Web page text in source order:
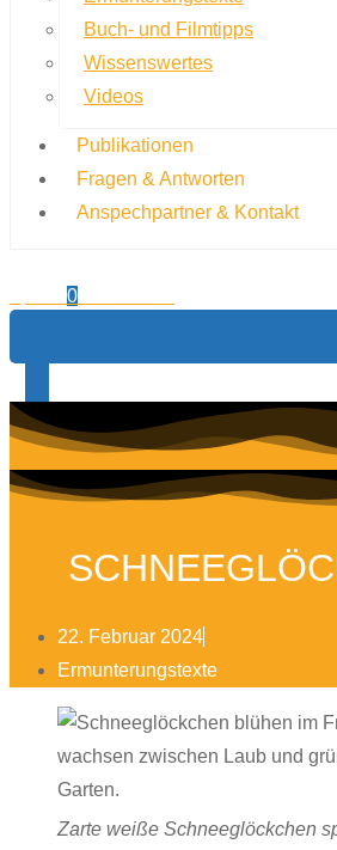
Buch- und Filmtipps
Wissenswertes
Videos
Publikationen
Fragen & Antworten
Anspechpartner & Kontakt
0
22. Februar 2024
Ermunterungstexte
Zarte weiße Schneeglöckchen